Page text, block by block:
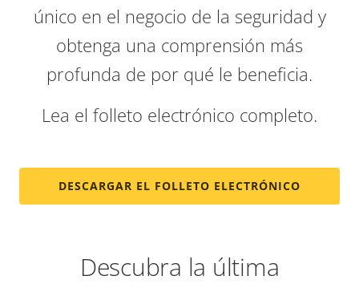
único en el negocio de la seguridad y
obtenga una comprensión más
profunda de por qué le beneficia.
Lea el folleto electrónico completo.
DESCARGAR EL FOLLETO ELECTRÓNICO
Descubra la última